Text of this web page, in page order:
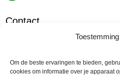
Om de beste ervaringen te bieden,
cookies om informatie over je apparaat
Contact
t.0228 53 00 40